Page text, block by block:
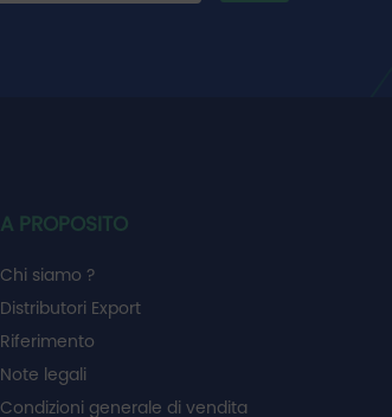
A PROPOSITO
Chi siamo ?
Distributori Export
Riferimento
Note legali
Condizioni generale di vendita